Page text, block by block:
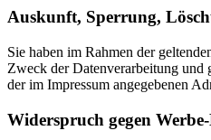
Auskunft, Sperrung,
Sie haben im Rahmen der
Zweck der Datenverarbeitung und
der im Impressum angegebenen
Widerspruch gegen